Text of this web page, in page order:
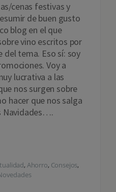
cenas festivas y
de buen gusto
blog en el que
vino escritos por
del tema. Eso sí: soy
Voy a
lucrativa a las
nos surgen sobre
hacer que nos salga
Navidades….
, Ahorro, Consejos,